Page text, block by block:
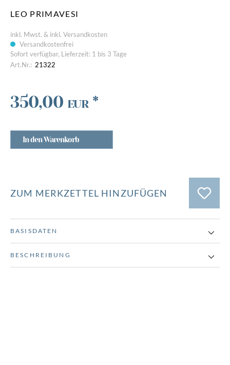
LEO PRIMAVESI
inkl. Mwst. & inkl. Versandkosten
Versandkostenfrei
Sofort verfügbar, Lieferzeit: 1 bis 3 Tage
Art.Nr.: 21322
350,00 EUR *
In den Warenkorb
ZUM MERKZETTEL HINZUFÜGEN
BASISDATEN
BESCHREIBUNG